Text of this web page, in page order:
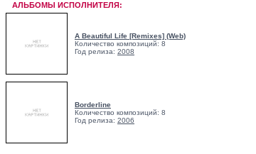
АЛЬБОМЫ ИСПОЛНИТЕЛЯ:
A Beautiful Life [Remixes] (Web)
Количество композиций: 8
Год релиза: 2008
Borderline
Количество композиций: 8
Год релиза: 2006